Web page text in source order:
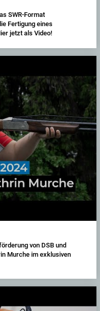
SWR-Format
Fertigung eines
jetzt als Video!
von DSB und
Murche im exklusiven